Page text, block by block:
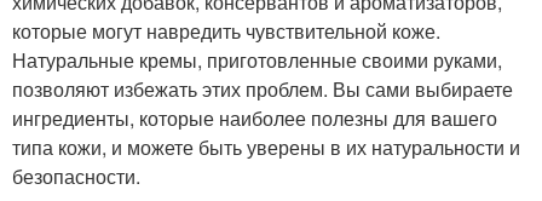
которые могут навредить чувствительной коже.
Натуральные кремы, приготовленные своими руками,
позволяют избежать этих проблем. Вы сами выбираете
ингредиенты, которые наиболее полезны для вашего
типа кожи, и можете быть уверены в их натуральности и
безопасности.